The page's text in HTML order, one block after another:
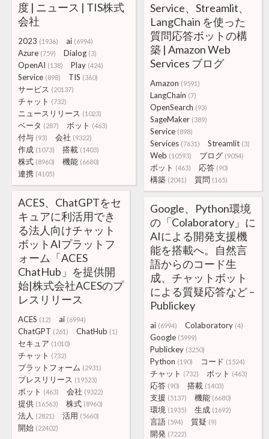
度 | ニュース | TIS株式
会社
2023 (1936) ai (6994)
Azure (759) Dialog (3)
OpenAI (138) Play (424)
Service (898) TIS (360)
サービス (20137)
チャット (732)
ニュースリリース (1023)
ベータ (287) ボット (463)
付与 (93) 会社 (9322)
作成 (1073) 搭載 (1403)
株式 (8960) 機能 (6680)
連携 (4105)
Service、Streamlit、
LangChain を使った
質問応答ボットの構
築 | Amazon Web
Services ブログ
Amazon (9591)
LangChain (7)
OpenSearch (93)
SageMaker (389)
Service (898)
Services (7631) Streamlit (3)
Web (10593) ブログ (9054)
ボット (463) 応答 (90)
構築 (2041) 質問 (165)
ACES、ChatGPTをセ
キュアに利活用でき
る法人向けチャット
ボットAIプラットフ
ォーム「ACES
ChatHub」を提供開
始|株式会社ACESのプ
レスリリース
ACES (12) ai (6994)
ChatGPT (261) ChatHub (1)
セキュア (1010)
チャット (732)
プラットフォーム (2931)
プレスリリース (19523)
ボット (463) 会社 (9322)
提供 (16563) 株式 (8960)
法人 (2821) 活用 (5660)
開始 (22402)
Google、Python環境
の「Colaboratory」に
AIによる開発支援機
能を搭載へ。自然言
語からのコード生
成、チャットボット
による質疑応答など –
Publickey
ai (6994) Colaboratory (4)
Google (5999)
Publickey (3250)
Python (190) コード (1524)
チャット (732) ボット (463)
応答 (90) 搭載 (1403)
支援 (5137) 機能 (6680)
環境 (1935) 生成 (1692)
言語 (594) 質疑 (9)
開発 (7222)